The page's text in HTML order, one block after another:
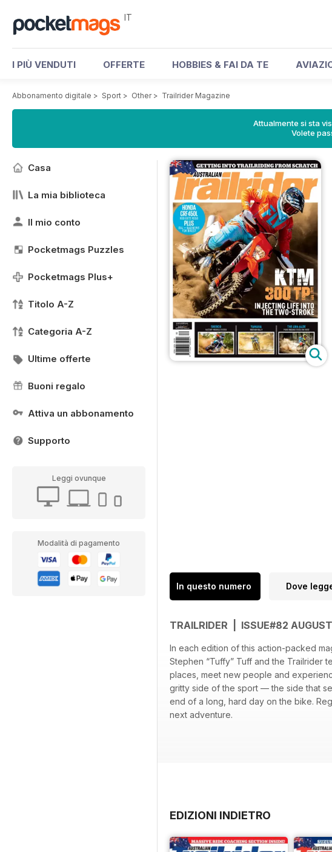
IT
I PIÙ VENDUTI OFFERTE HOBBIES & FAI DA TE
Abbonamento digitale > Sport > Other> Trailrider Magazine
Attualmente si sta
Volete
Casa
La mia biblioteca
Il mio conto
Pocketmags Puzzles
Pocketmags Plus+
Titolo A-Z
Categoria A-Z
Ultime offerte
Buoni regalo
Attiva un abbonamento
Supporto
Leggi ovunque
Modalità di pagamento
In questo numero Dove
TRAILRIDER | ISSUE#82 AUGUST
In each edition of this action-packed
Stephen “Tuffy” Tuff and the Trailrider
places, meet new people and
gritty side of the sport — the side that
end of a long, hard day on the bike.
next adventure.
EDIZIONI INDIETRO